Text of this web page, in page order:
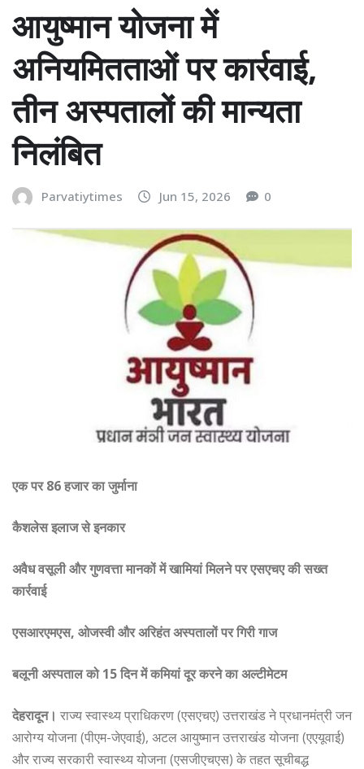
आयुष्मान योजना में
अनियमितताओं पर कार्रवाई,
तीन अस्पतालों की मान्यता
निलंबित
Parvatiytimes Jun 15, 2026 0
एक पर 86 हजार का जुर्माना
कैशलेस इलाज से इनकार
अवैध वसूली और गुणवत्ता मानकों में खामियां मिलने पर एसएचए की सख्त
कार्रवाई
एसआरएमएस, ओजस्वी और अरिहंत अस्पतालों पर गिरी गाज
बलूनी अस्पताल को 15 दिन में कमियां दूर करने का अल्टीमेटम
देहरादून। राज्य स्वास्थ्य प्राधिकरण (एसएचए) उत्तराखंड ने प्रधानमंत्री जन
आरोग्य योजना (पीएम-जेएवाई), अटल आयुष्मान उत्तराखंड योजना (एएयूवाई)
और राज्य सरकारी स्वास्थ्य योजना (एसजीएचएस) के तहत सूचीबद्ध